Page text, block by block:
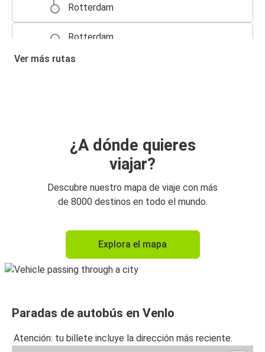
Rotterdam
Rotterdam
Venlo
Essen
Aeropuerto de Düsseldorf
Venlo
Fráncfort del Meno
Kassel
Ver más rutas
¿A dónde quieres
viajar?
Descubre nuestro mapa de viaje con más
de 8000 destinos en todo el mundo.
Explora el mapa
Paradas de autobús en Venlo
Atención: tu billete incluye la dirección más reciente.